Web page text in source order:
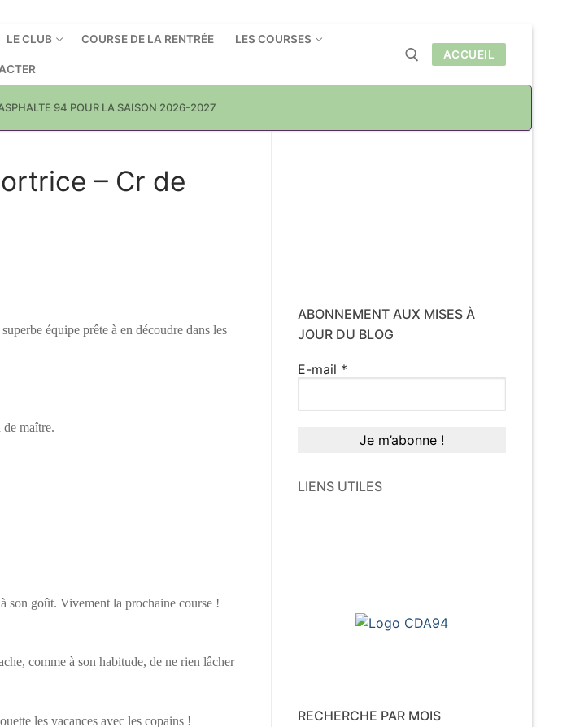
LE CLUB COURSE DE LA RENTRÉE LES COURSES
ACCUEIL
94 POUR LA SAISON 2026-2027
– Cr de
équipe prête à en découdre dans les
de maître.
son goût. Vivement la prochaine course !
comme à son habitude, de ne rien lâcher
les vacances avec les copains !
ABONNEMENT AUX MISES À
JOUR DU BLOG
E-mail *
LIENS UTILES
RECHERCHE PAR MOIS